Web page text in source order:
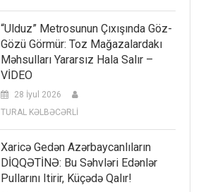
“Ulduz” Metrosunun Çıxışında Göz-
Gözü Görmür: Toz Mağazalardakı
Məhsulları Yararsız Hala Salır –
VİDEO
28 İyul 2026
TURAL KƏLBƏCƏRLİ
Xaricə Gedən Azərbaycanlıların
DİQQƏTİNƏ: Bu Səhvləri Edənlər
Pullarını Itirir, Küçədə Qalır!